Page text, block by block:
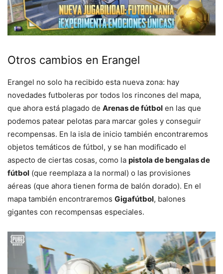
Otros cambios en Erangel
Erangel no solo ha recibido esta nueva zona: hay
novedades futboleras por todos los rincones del mapa,
que ahora está plagado de Arenas de fútbol en las que
podemos patear pelotas para marcar goles y conseguir
recompensas. En la isla de inicio también encontraremos
objetos temáticos de fútbol, y se han modificado el
aspecto de ciertas cosas, como la pistola de bengalas de
fútbol (que reemplaza a la normal) o las provisiones
aéreas (que ahora tienen forma de balón dorado). En el
mapa también encontraremos Gigafútbol, balones
gigantes con recompensas especiales.